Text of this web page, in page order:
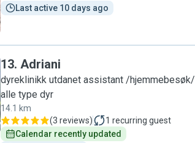
Last active 10 days ago
13. Adriani
dyreklinikk utdanet assistant /hjemmebesøk/
alle type dyr
14.1 km
(3 reviews) 1 recurring guest
Calendar recently updated